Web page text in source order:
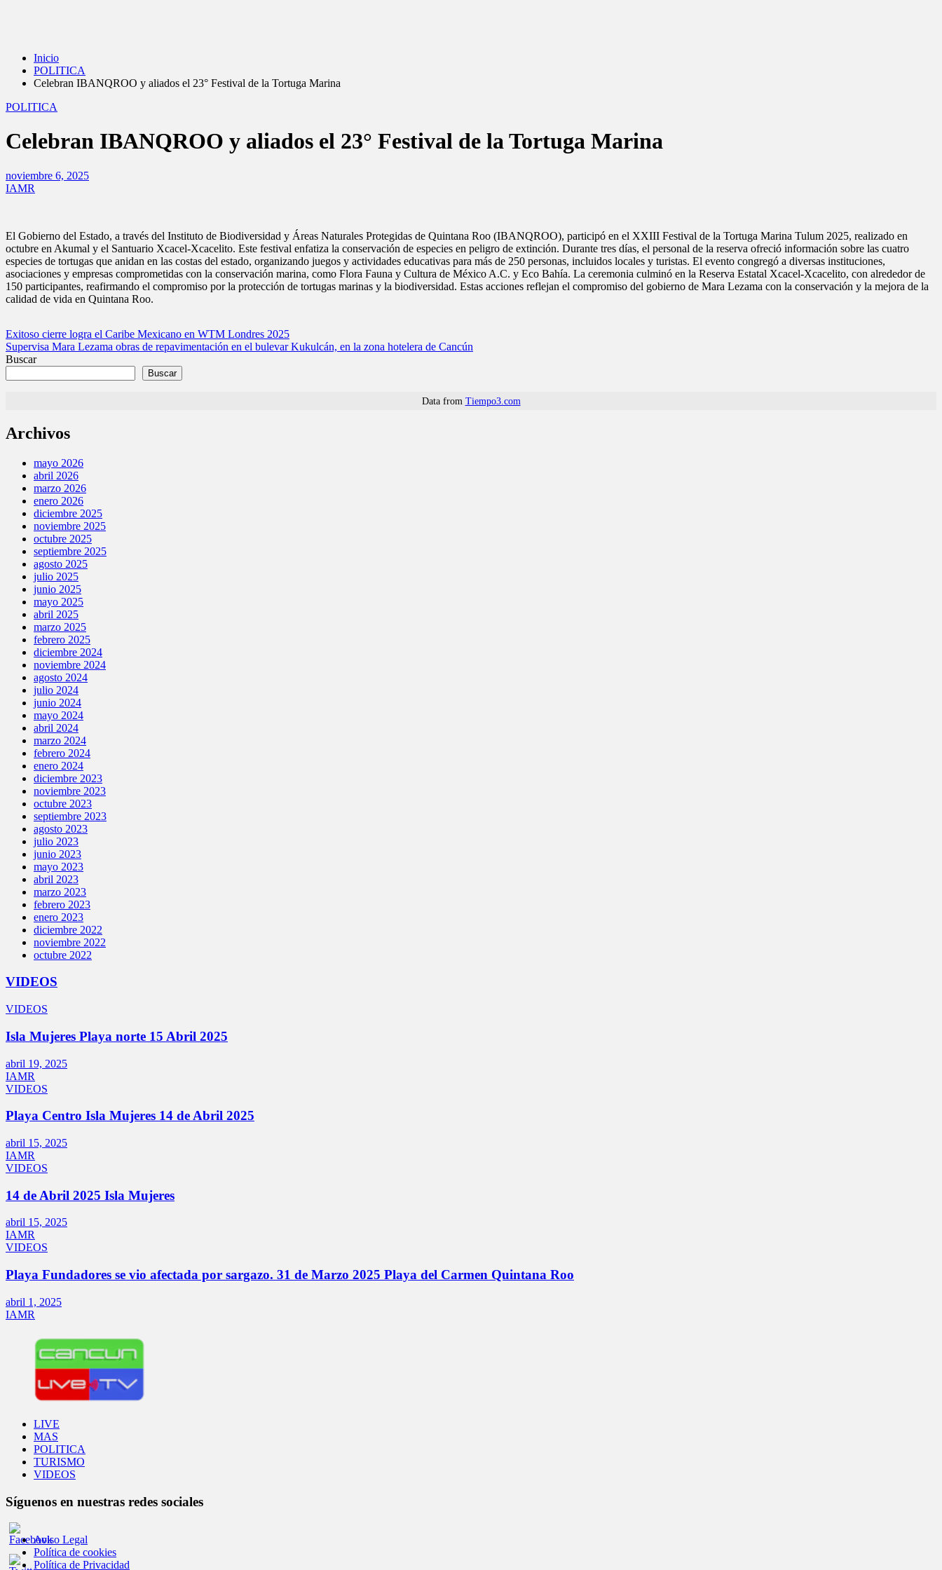
Inicio
POLITICA
Celebran IBANQROO y aliados el 23° Festival de la Tortuga Marina
POLITICA
Celebran IBANQROO y aliados el 23° Festival de la Tortuga Marina
noviembre 6, 2025
IAMR
El Gobierno del Estado, a través del Instituto de Biodiversidad y Áreas Naturales Protegidas de Quintana Roo (IBANQROO), participó en el XXIII Festival de la Tortuga Marina Tulum 2025, realizado en
octubre en Akumal y el Santuario Xcacel-Xcacelito. Este festival enfatiza la conservación de especies en peligro de extinción. Durante tres días, el personal de la reserva ofreció información sobre las cuatro
especies de tortugas que anidan en las costas del estado, organizando juegos y actividades educativas para más de 250 personas, incluidos locales y turistas. El evento congregó a diversas instituciones,
asociaciones y empresas comprometidas con la conservación marina, como Flora Fauna y Cultura de México A.C. y Eco Bahía. La ceremonia culminó en la Reserva Estatal Xcacel-Xcacelito, con alrededor de
150 participantes, reafirmando el compromiso por la protección de tortugas marinas y la biodiversidad. Estas acciones reflejan el compromiso del gobierno de Mara Lezama con la conservación y la mejora de la
calidad de vida en Quintana Roo.
Navegación
de
Exitoso cierre logra el Caribe Mexicano en WTM Londres 2025
Supervisa Mara Lezama obras de repavimentación en el bulevar Kukulcán, en la zona hotelera de Cancún
Buscar
Buscar
Data from Tiempo3.com
Archivos
mayo 2026
abril 2026
marzo 2026
enero 2026
diciembre 2025
noviembre 2025
octubre 2025
septiembre 2025
agosto 2025
julio 2025
junio 2025
mayo 2025
abril 2025
marzo 2025
febrero 2025
diciembre 2024
noviembre 2024
agosto 2024
julio 2024
junio 2024
mayo 2024
abril 2024
marzo 2024
febrero 2024
enero 2024
diciembre 2023
noviembre 2023
octubre 2023
septiembre 2023
agosto 2023
julio 2023
junio 2023
mayo 2023
abril 2023
marzo 2023
febrero 2023
enero 2023
diciembre 2022
noviembre 2022
octubre 2022
VIDEOS
VIDEOS
Isla Mujeres Playa norte 15 Abril 2025
abril 19, 2025
IAMR
VIDEOS
Playa Centro Isla Mujeres 14 de Abril 2025
abril 15, 2025
IAMR
VIDEOS
14 de Abril 2025 Isla Mujeres
abril 15, 2025
IAMR
VIDEOS
Playa Fundadores se vio afectada por sargazo. 31 de Marzo 2025 Playa del Carmen Quintana Roo
abril 1, 2025
IAMR
LIVE
MAS
POLITICA
TURISMO
VIDEOS
Síguenos en nuestras redes sociales
Aviso Legal
Política de cookies
Política de Privacidad